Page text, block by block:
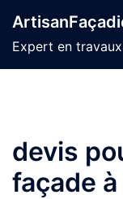
au
contenu
Expert en
devis
façade